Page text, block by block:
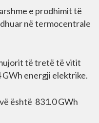
e prodhimit të
në termocentrale
të tretë të vitit
GWh energji elektrike.
është 831.0 GWh